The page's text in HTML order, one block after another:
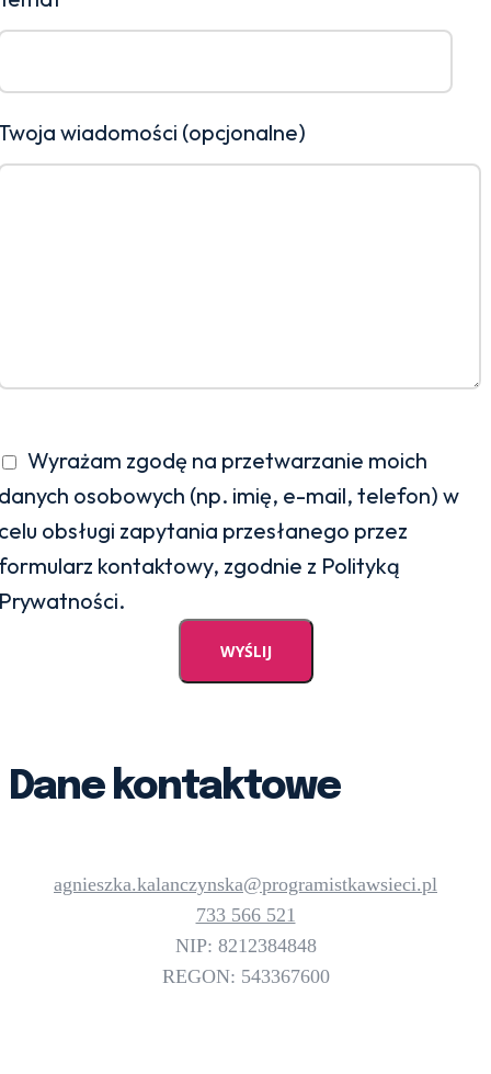
wiadomości (opcjonalne)
Wyrażam zgodę na przetwarzanie moich
osobowych (np. imię, e-mail, telefon) w
obsługi zapytania przesłanego przez
kontaktowy, zgodnie z Polityką
Dane kontaktowe
agnieszka.kalanczynska@programistkawsieci.pl
733 566 521
NIP: 8212384848
REGON: 543367600